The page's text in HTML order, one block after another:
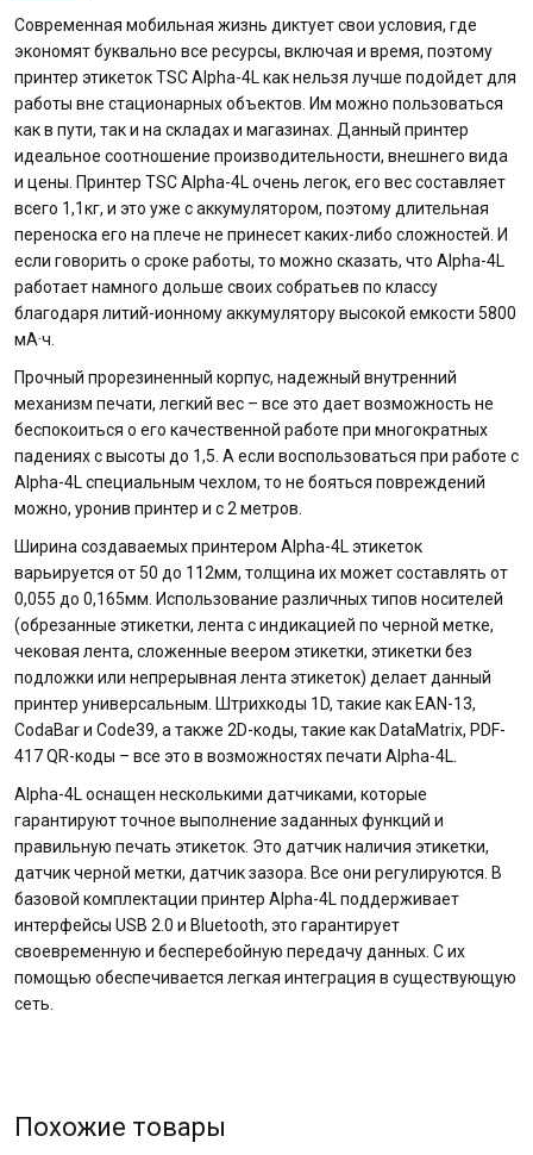
Современная мобильная жизнь диктует свои условия, где
экономят буквально все ресурсы, включая и время, поэтому
принтер этикеток TSC Alpha-4L как нельзя лучше подойдет для
работы вне стационарных объектов. Им можно пользоваться
как в пути, так и на складах и магазинах. Данный принтер
идеальное соотношение производительности, внешнего вида
и цены. Принтер TSC Alpha-4L очень легок, его вес составляет
всего 1,1кг, и это уже с аккумулятором, поэтому длительная
переноска его на плече не принесет каких-либо сложностей. И
если говорить о сроке работы, то можно сказать, что Alpha-4L
работает намного дольше своих собратьев по классу
благодаря литий-ионному аккумулятору высокой емкости 5800
мА·ч.
Прочный прорезиненный корпус, надежный внутренний
механизм печати, легкий вес – все это дает возможность не
беспокоиться о его качественной работе при многократных
падениях с высоты до 1,5. А если воспользоваться при работе с
Alpha-4L специальным чехлом, то не бояться повреждений
можно, уронив принтер и с 2 метров.
Ширина создаваемых принтером Alpha-4L этикеток
варьируется от 50 до 112мм, толщина их может составлять от
0,055 до 0,165мм. Использование различных типов носителей
(обрезанные этикетки, лента с индикацией по черной метке,
чековая лента, сложенные веером этикетки, этикетки без
подложки или непрерывная лента этикеток) делает данный
принтер универсальным. Штрихкоды 1D, такие как EAN-13,
CodaBar и Code39, а также 2D-коды, такие как DataMatrix, PDF-
417 QR-коды – все это в возможностях печати Alpha-4L.
Alpha-4L оснащен несколькими датчиками, которые
гарантируют точное выполнение заданных функций и
правильную печать этикеток. Это датчик наличия этикетки,
датчик черной метки, датчик зазора. Все они регулируются. В
базовой комплектации принтер Alpha-4L поддерживает
интерфейсы USB 2.0 и Bluetooth, это гарантирует
своевременную и бесперебойную передачу данных. С их
помощью обеспечивается легкая интеграция в существующую
сеть.
Похожие товары